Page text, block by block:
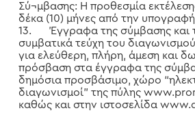
Σύ¬μβασης: Η προθεσμία
δέκα (10) μήνες από την
13. Έγγραφα της σύμβασης και
συμβατικά τεύχη του διαγωνισμού
για ελεύθερη, πλήρη, άμεση και
πρόσβαση στα έγγραφα της
δημόσια προσβάσιμο, χώρο
διαγωνισμοί” της πύλης
καθώς και στην ιστοσελίδα